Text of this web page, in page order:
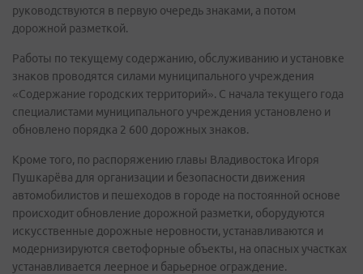
руководствуются в первую очередь знаками, а потом
дорожной разметкой.
Работы по текущему содержанию, обслуживанию и установке
знаков проводятся силами муниципального учреждения
«Содержание городских территорий». С начала текущего года
специалистами муниципального учреждения установлено и
обновлено порядка 2 600 дорожных знаков.
Кроме того, по распоряжению главы Владивостока Игоря
Пушкарёва для организации и безопасности движения
автомобилистов и пешеходов в городе на постоянной основе
происходит обновление дорожной разметки, оборудуются
искусственные дорожные неровности, устанавливаются и
модернизируются светофорные объекты, на опасных участках
устанавливается леерное и барьерное ограждение.